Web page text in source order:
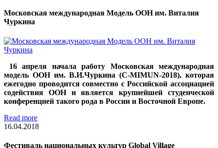
Московская международная Модель ООН им. Виталия
Чуркина
16 апреля начала работу Московская международная
модель ООН им. В.И.Чуркина (C-MIMUN-2018), которая
ежегодно проводится совместно с Российской ассоциацией
содействия ООН и является крупнейшей студенческой
конференцией такого рода в России и Восточной Европе.
Read more
16.04.2018
Фестиваль национальных культур Global Village